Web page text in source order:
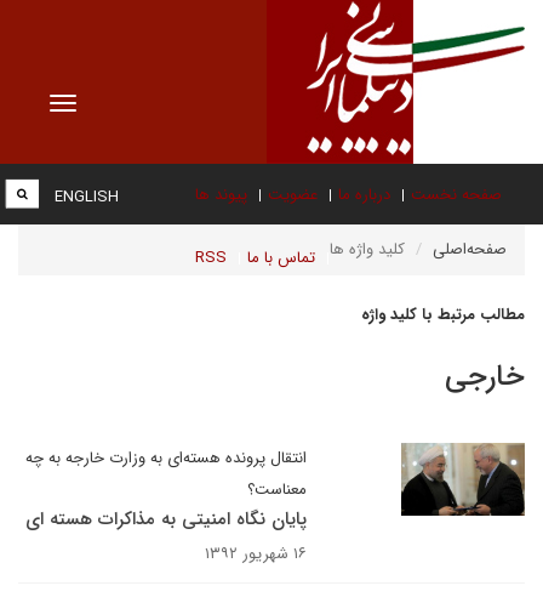
Toggle
صفحه نخست درباره ما عضویت پیوند ها
تماس با ما RSS
ENGLISH
صفحه‌اصلی کلید واژه ها
مطالب مرتبط با کلید واژه
خارجی
انتقال پرونده هسته‌ای به وزارت خارجه به چه
معناست؟
پایان نگاه امنیتی به مذاکرات هسته ای
۱۶ شهریور ۱۳۹۲